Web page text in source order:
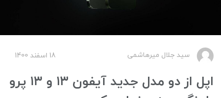
سید جلال میرهاشمی 18 اسفند 1400
اپل از دو مدل جدید آیفون ۱۳ و ۱۳ پرو